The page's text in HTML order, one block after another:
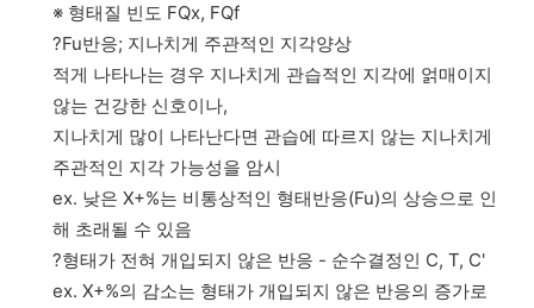
※ 형태질 빈도 FQx, FQf
?Fu반응; 지나치게 주관적인 지각양상
적게 나타나는 경우 지나치게 관습적인 지각에 얽매이지
않는 건강한 신호이나,
지나치게 많이 나타난다면 관습에 따르지 않는 지나치게
주관적인 지각 가능성을 암시
ex. 낮은 X+%는 비통상적인 형태반응(Fu)의 상승으로 인
해 초래될 수 있음
?형태가 전혀 개입되지 않은 반응 - 순수결정인 C, T, C'
ex. X+%의 감소는 형태가 개입되지 않은 반응의 증가로